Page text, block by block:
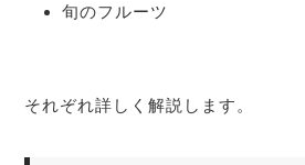
旬のフルーツ
それぞれ詳しく解説します。